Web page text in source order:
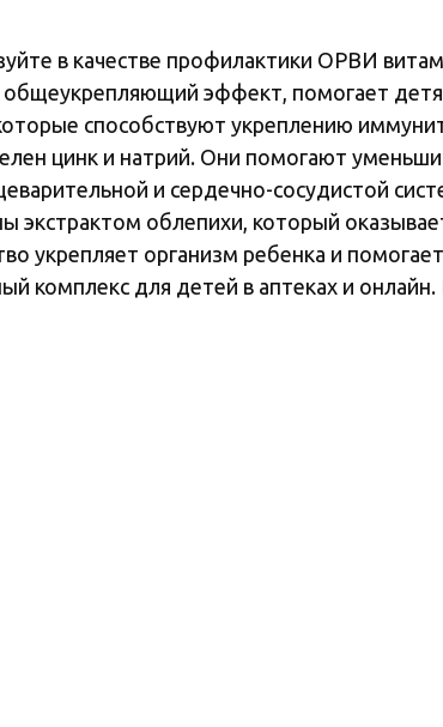
в качестве профилактики ОРВИ
общеукрепляющий эффект, помогает
способствуют укреплению
цинк и натрий. Они помогают
и сердечно-сосудистой
экстрактом облепихи, который
укрепляет организм ребенка и
комплекс для детей в аптеках и